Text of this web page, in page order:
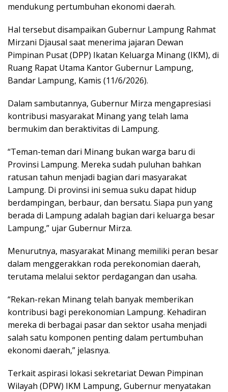
mendukung pertumbuhan ekonomi daerah.
Hal tersebut disampaikan Gubernur Lampung Rahmat
Mirzani Djausal saat menerima jajaran Dewan
Pimpinan Pusat (DPP) Ikatan Keluarga Minang (IKM), di
Ruang Rapat Utama Kantor Gubernur Lampung,
Bandar Lampung, Kamis (11/6/2026).
Dalam sambutannya, Gubernur Mirza mengapresiasi
kontribusi masyarakat Minang yang telah lama
bermukim dan beraktivitas di Lampung.
“Teman-teman dari Minang bukan warga baru di
Provinsi Lampung. Mereka sudah puluhan bahkan
ratusan tahun menjadi bagian dari masyarakat
Lampung. Di provinsi ini semua suku dapat hidup
berdampingan, berbaur, dan bersatu. Siapa pun yang
berada di Lampung adalah bagian dari keluarga besar
Lampung,” ujar Gubernur Mirza.
Menurutnya, masyarakat Minang memiliki peran besar
dalam menggerakkan roda perekonomian daerah,
terutama melalui sektor perdagangan dan usaha.
“Rekan-rekan Minang telah banyak memberikan
kontribusi bagi perekonomian Lampung. Kehadiran
mereka di berbagai pasar dan sektor usaha menjadi
salah satu komponen penting dalam pertumbuhan
ekonomi daerah,” jelasnya.
Terkait aspirasi lokasi sekretariat Dewan Pimpinan
Wilayah (DPW) IKM Lampung, Gubernur menyatakan